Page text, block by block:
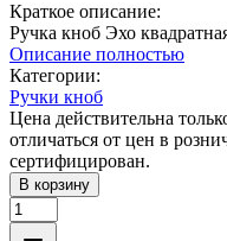
Краткое описание:
Ручка кноб Эхо
Описание полностью
Категории:
Ручки кноб
Цена действительна
отличаться от цен в
сертифицирован.
В корзину